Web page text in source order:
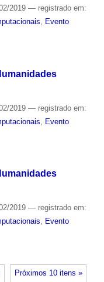
2019 — registrado em:
Evento
2019 — registrado em:
Evento
2019 — registrado em:
, Evento
Próximos 10 itens »